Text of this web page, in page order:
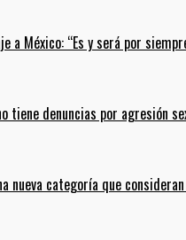
a México: “Es y será por
tiene denuncias por agresión
nueva categoría que